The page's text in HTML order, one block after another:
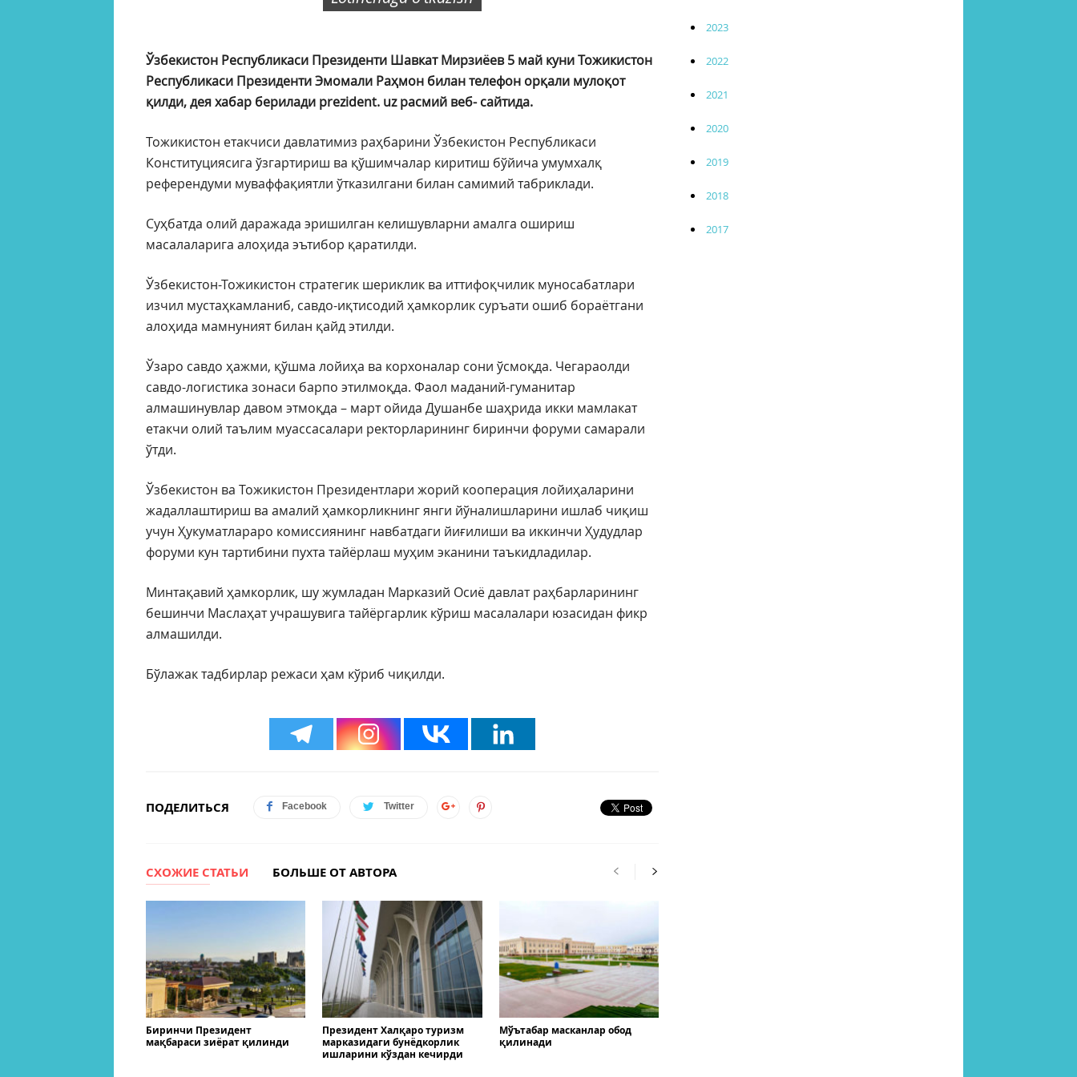
Ўзбекистон Республикаси Президенти Шавкат Мирзиёев 5 май куни Тожикистон
Республикаси Президенти Эмомали Раҳмон билан телефон орқали мулоқот
қилди, дея хабар берилади prezident. uz расмий веб- сайтида.
Тожикистон етакчиси давлатимиз раҳбарини Ўзбекистон Республикаси
Конституциясига ўзгартириш ва қўшимчалар киритиш бўйича умумхалқ
референдуми муваффақиятли ўтказилгани билан самимий табриклади.
Суҳбатда олий даражада эришилган келишувларни амалга ошириш
масалаларига алоҳида эътибор қаратилди.
Ўзбекистон-Тожикистон стратегик шериклик ва иттифоқчилик муносабатлари
изчил мустаҳкамланиб, савдо-иқтисодий ҳамкорлик суръати ошиб бораётгани
алоҳида мамнуният билан қайд этилди.
Ўзаро савдо ҳажми, қўшма лойиҳа ва корхоналар сони ўсмоқда. Чегараолди
савдо-логистика зонаси барпо этилмоқда. Фаол маданий-гуманитар
алмашинувлар давом этмоқда – март ойида Душанбе шаҳрида икки мамлакат
етакчи олий таълим муассасалари ректорларининг биринчи форуми самарали
ўтди.
Ўзбекистон ва Тожикистон Президентлари жорий кооперация лойиҳаларини
жадаллаштириш ва амалий ҳамкорликнинг янги йўналишларини ишлаб чиқиш
учун Ҳукуматлараро комиссиянинг навбатдаги йиғилиши ва иккинчи Ҳудудлар
форуми кун тартибини пухта тайёрлаш муҳим эканини таъкидладилар.
Минтақавий ҳамкорлик, шу жумладан Марказий Осиё давлат раҳбарларининг
бешинчи Маслаҳат учрашувига тайёргарлик кўриш масалалари юзасидан фикр
алмашилди.
Бўлажак тадбирлар режаси ҳам кўриб чиқилди.
ПОДЕЛИТЬСЯ Facebook Twitter
СХОЖИЕ СТАТЬИ БОЛЬШЕ ОТ АВТОРА
Биринчи Президент
мақбараси зиёрат қилинди
Президент Халқаро туризм
марказидаги бунёдкорлик
ишларини кўздан кечирди
Мўътабар масканлар обод
қилинади
2023
2022
2021
2020
2019
2018
2017